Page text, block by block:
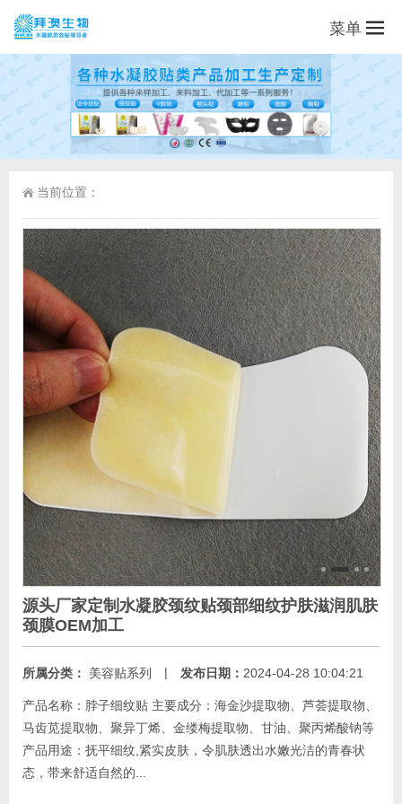
菜单
当前位置：
源头厂家定制水凝胶颈纹贴颈部细纹护肤滋润肌肤
颈膜OEM加工
所属分类： 美容贴系列 | 发布日期： 2024-04-28 10:04:21
产品名称：脖子细纹贴 主要成分：海金沙提取物、芦荟提取物、
马齿苋提取物、聚异丁烯、金缕梅提取物、甘油、聚丙烯酸钠等
产品用途：抚平细纹,紧实皮肤，令肌肤透出水嫩光洁的青春状
态，带来舒适自然的...